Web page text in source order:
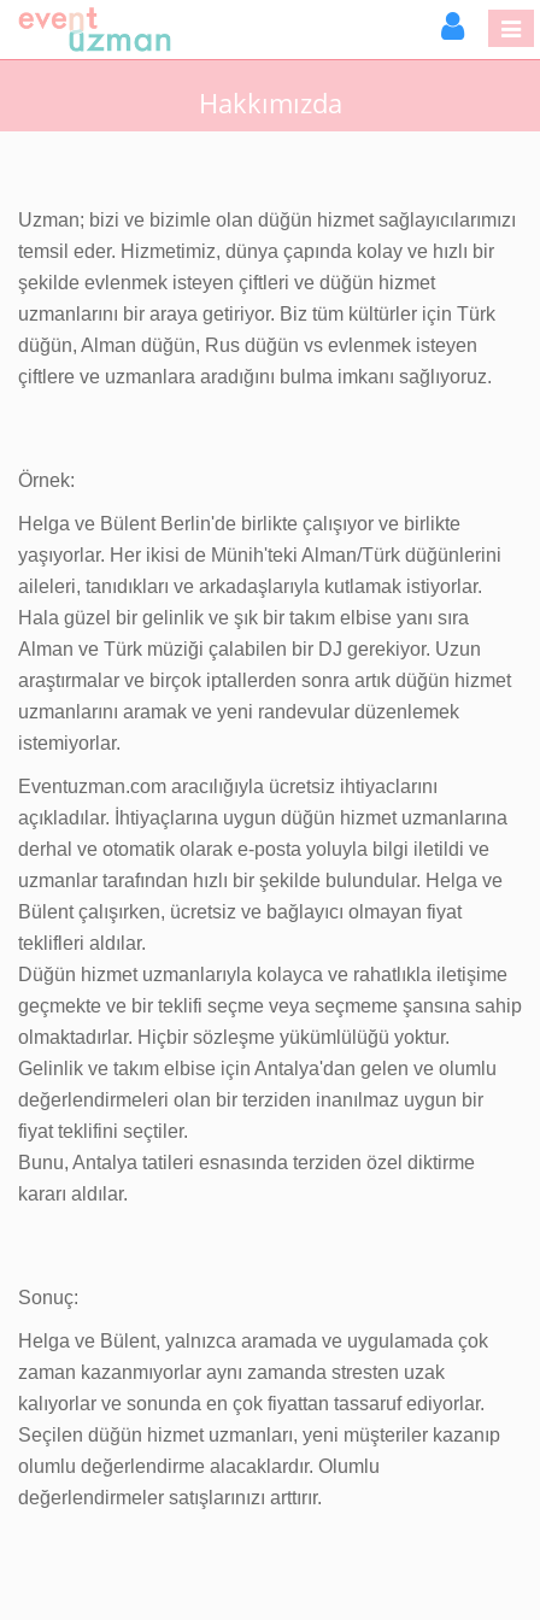
Hakkımızda
Uzman; bizi ve bizimle olan düğün hizmet sağlayıcılarımızı
temsil eder. Hizmetimiz, dünya çapında kolay ve hızlı bir
şekilde evlenmek isteyen çiftleri ve düğün hizmet
uzmanlarını bir araya getiriyor. Biz tüm kültürler için Türk
düğün, Alman düğün, Rus düğün vs evlenmek isteyen
çiftlere ve uzmanlara aradığını bulma imkanı sağlıyoruz.
Örnek:
Helga ve Bülent Berlin'de birlikte çalışıyor ve birlikte
yaşıyorlar. Her ikisi de Münih'teki Alman/Türk düğünlerini
aileleri, tanıdıkları ve arkadaşlarıyla kutlamak istiyorlar.
Hala güzel bir gelinlik ve şık bir takım elbise yanı sıra
Alman ve Türk müziği çalabilen bir DJ gerekiyor. Uzun
araştırmalar ve birçok iptallerden sonra artık düğün hizmet
uzmanlarını aramak ve yeni randevular düzenlemek
istemiyorlar.
Eventuzman.com aracılığıyla ücretsiz ihtiyaclarını
açıkladılar. İhtiyaçlarına uygun düğün hizmet uzmanlarına
derhal ve otomatik olarak e-posta yoluyla bilgi iletildi ve
uzmanlar tarafından hızlı bir şekilde bulundular. Helga ve
Bülent çalışırken, ücretsiz ve bağlayıcı olmayan fiyat
teklifleri aldılar.
Düğün hizmet uzmanlarıyla kolayca ve rahatlıkla iletişime
geçmekte ve bir teklifi seçme veya seçmeme şansına sahip
olmaktadırlar. Hiçbir sözleşme yükümlülüğü yoktur.
Gelinlik ve takım elbise için Antalya'dan gelen ve olumlu
değerlendirmeleri olan bir terziden inanılmaz uygun bir
fiyat teklifini seçtiler.
Bunu, Antalya tatileri esnasında terziden özel diktirme
kararı aldılar.
Sonuç:
Helga ve Bülent, yalnızca aramada ve uygulamada çok
zaman kazanmıyorlar aynı zamanda stresten uzak
kalıyorlar ve sonunda en çok fiyattan tassaruf ediyorlar.
Seçilen düğün hizmet uzmanları, yeni müşteriler kazanıp
olumlu değerlendirme alacaklardır. Olumlu
değerlendirmeler satışlarınızı arttırır.